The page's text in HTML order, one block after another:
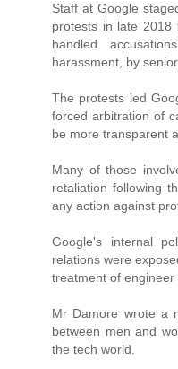
Staff at Google
protests in late 2018
handled
harassment, by senior
The protests led
forced arbitration of
be more transparent
Many of those
retaliation following
any action against
Google's internal
relations were
treatment of engineer
Mr Damore wrote a
between men and
the tech world.